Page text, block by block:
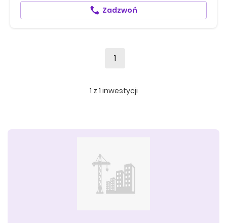
Zadzwoń
1
1 z 1 inwestycji